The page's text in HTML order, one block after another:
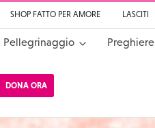
SHOP FATTO PER AMORE LASCITI
Pellegrinaggio Preghiere
DONA ORA